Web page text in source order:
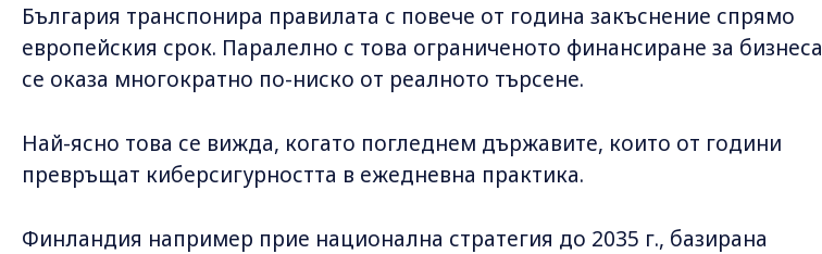
България транспонира правилата с повече от година закъснение спрямо
европейския срок. Паралелно с това ограниченото финансиране за бизнеса
се оказа многократно по-ниско от реалното търсене.
Най-ясно това се вижда, когато погледнем държавите, които от години
превръщат киберсигурността в ежедневна практика.
Финландия например прие национална стратегия до 2035 г., базирана